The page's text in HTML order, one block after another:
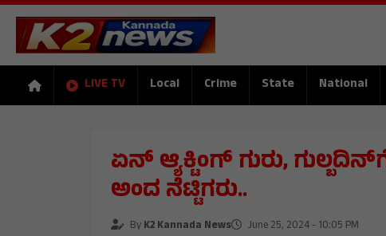
LIVE TV Local Crime State National
ಏನ್ ಆ್ಯಕ್ಟಿಂಗ್ ಗುರು,
ಅಂದ ನೆಟ್ಟಿಗರು..
ByK2 Kannada News June 25, 2024 - 10:05 PM